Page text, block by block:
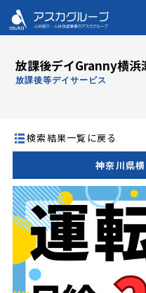
放課後デイGranny横浜
放課後等デイサービス
検索結果一覧に戻る
神奈川県